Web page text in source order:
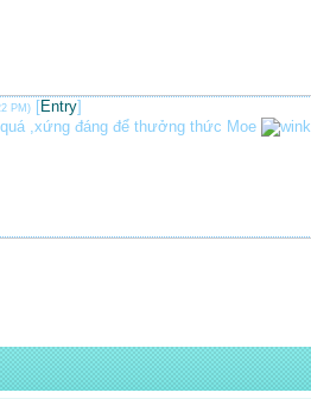
PM) [Entry]
,xứng đáng để thưởng thức Moe